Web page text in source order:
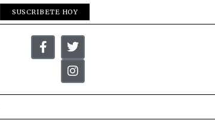
SUSCRIBETE HOY